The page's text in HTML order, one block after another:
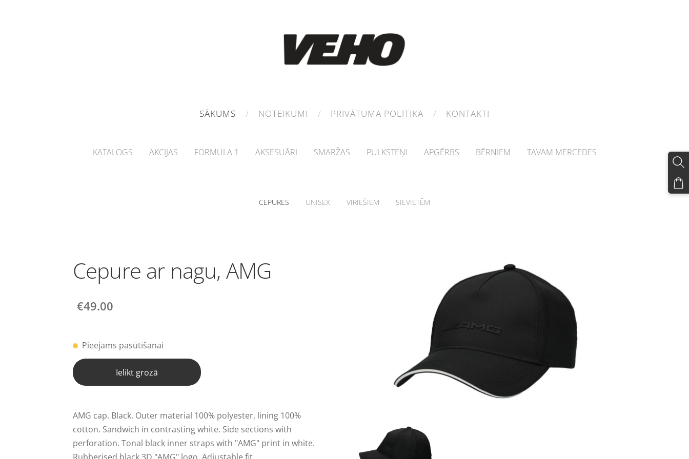
SĀKUMS NOTEIKUMI PRIVĀTUMA POLITIKA KONTAKTI
KATALOGS AKCIJAS FORMULA 1 AKSESUĀRI SMARŽAS PULKSTEŅI APĢĒRBS BĒRNIEM TAVAM MERCEDES
CEPURES UNISEX VĪRIEŠIEM SIEVIETĒM
Cepure ar nagu, AMG
€49.00
Pieejams pasūtīšanai
Ielikt grozā
AMG cap. Black. Outer material 100% polyester, lining 100%
cotton. Sandwich in contrasting white. Side sections with
perforation. Tonal black inner straps with "AMG" print in white.